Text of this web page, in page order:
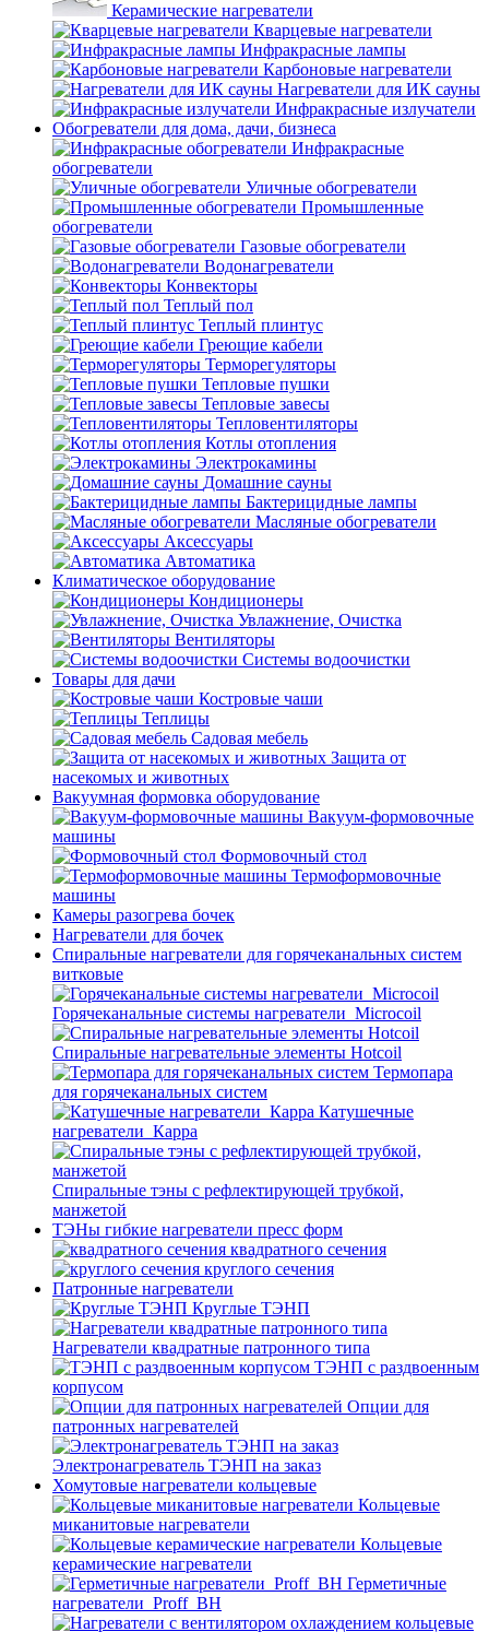
Керамические нагреватели
Кварцевые нагреватели
Инфракрасные лампы
Карбоновые нагреватели
Нагреватели для ИК сауны
Инфракрасные излучатели
Обогреватели для дома, дачи, бизнеса
Инфракрасные
обогреватели
Уличные обогреватели
Промышленные
обогреватели
Газовые обогреватели
Водонагреватели
Конвекторы
Теплый пол
Теплый плинтус
Греющие кабели
Терморегуляторы
Тепловые пушки
Тепловые завесы
Тепловентиляторы
Котлы отопления
Электрокамины
Домашние сауны
Бактерицидные лампы
Масляные обогреватели
Аксессуары
Автоматика
Климатическое оборудование
Кондиционеры
Увлажнение, Очистка
Вентиляторы
Системы водоочистки
Товары для дачи
Костровые чаши
Теплицы
Садовая мебель
Защита от
насекомых и животных
Вакуумная формовка оборудование
Вакуум-формовочные
машины
Формовочный стол
Термоформовочные
машины
Камеры разогрева бочек
Нагреватели для бочек
Спиральные нагреватели для горячеканальных систем
витковые
Горячеканальные системы нагреватели_Microcoil
Спиральные нагревательные элементы Hotcoil
Термопара
для горячеканальных систем
Катушечные
нагреватели_Карра
Спиральные тэны с рефлектирующей трубкой,
манжетой
ТЭНы гибкие нагреватели пресс форм
квадратного сечения
круглого сечения
Патронные нагреватели
Круглые ТЭНП
Нагреватели квадратные патронного типа
ТЭНП с раздвоенным
корпусом
Опции для
патронных нагревателей
Электронагреватель ТЭНП на заказ
Хомутовые нагреватели кольцевые
Кольцевые
миканитовые нагреватели
Кольцевые
керамические нагреватели
Герметичные
нагреватели_Proff_BH